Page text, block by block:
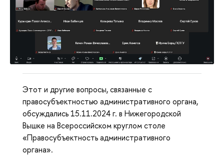
Этот и другие вопросы, связанные с
правосубъектностью административного органа,
обсуждались 15.11.2024 г. в Нижегородской
Вышке на Всероссийском круглом столе
«Правосубъектность административного
органа».